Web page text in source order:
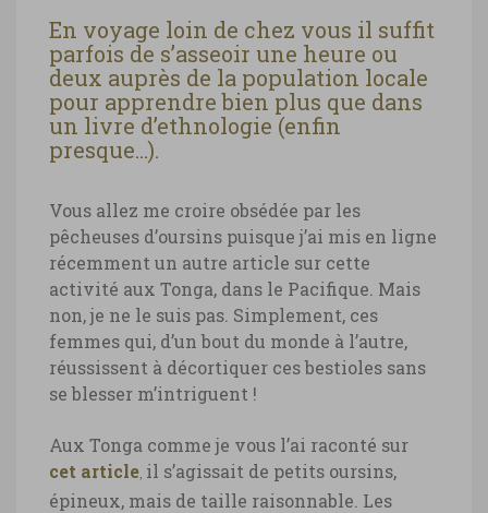
En voyage loin de chez vous il suffit
parfois de s’asseoir une heure ou
deux auprès de la population locale
pour apprendre bien plus que dans
un livre d’ethnologie (enfin
presque…).
Vous allez me croire obsédée par les
pêcheuses d’oursins puisque j’ai mis en ligne
récemment un autre article sur cette
activité aux Tonga, dans le Pacifique. Mais
non, je ne le suis pas. Simplement, ces
femmes qui, d’un bout du monde à l’autre,
réussissent à décortiquer ces bestioles sans
se blesser m’intriguent !
Aux Tonga comme je vous l’ai raconté sur
cet article il s’agissait de petits oursins,
épineux, mais de taille raisonnable. Les